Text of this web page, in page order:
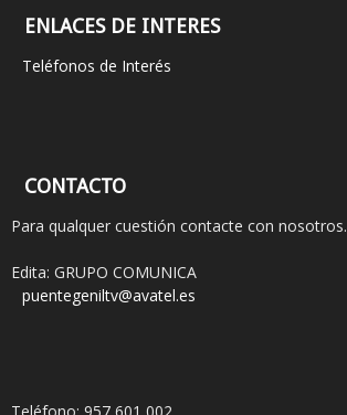
ENLACES DE INTERES
Teléfonos de Interés
CONTACTO
Para qualquer cuestión contacte con nosotros.
Edita: GRUPO COMUNICA
puentegeniltv@avatel.es